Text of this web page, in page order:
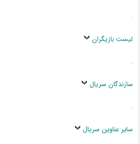
.
لیست بازیگران
.
سازندگان سریال
.
سایر عناوین سریال